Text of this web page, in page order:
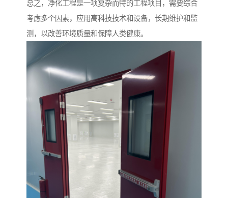
总之，净化工程是一项复杂而特的工程项目，需要综合
考虑多个因素，应用高科技技术和设备，长期维护和监
测，以改善环境质量和保障人类健康。